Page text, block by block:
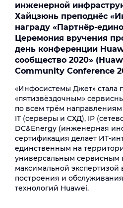
инженерной
Хайцзюнь преподнёс
награду «Партнёр-
Церемония вручения
день конференции
сообщество 2020»
Community Conference
«Инфосистемы Джет» стала
«пятизвёздочным»
по всем трём
IT (серверы и СХД), IP
DC&Energy (инженерная
сертификация делает ИТ-
единственным на
универсальным сервисным
максимальной экспертизой
построения и
технологий Huawei.